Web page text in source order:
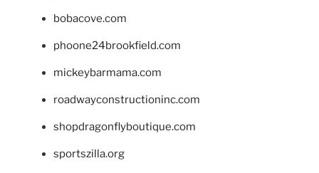
bobacove.com
phoone24brookfield.com
mickeybarmama.com
roadwayconstructioninc.com
shopdragonflyboutique.com
sportszilla.org